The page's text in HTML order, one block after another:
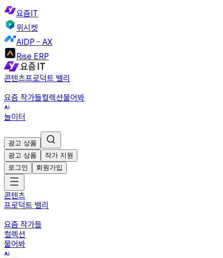
요즘IT
위시켓
AIDP - AX
Rise ERP
콘텐츠프로덕트 밸리
요즘 작가들컬렉션물어봐
놀이터
광고 상품
광고 상품
작가 지원
로그인
회원가입
콘텐츠
프로덕트 밸리
요즘 작가들
컬렉션
물어봐